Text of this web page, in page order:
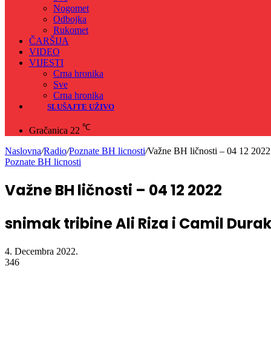
Nogomet
Odbojka
Rukomet
ČARŠIJA
VIDEO
VIJESTI
Crna hronika
Sve
Crna hronika
SLUŠAJTE UŽIVO
Gračanica 22 ℃
Naslovna/Radio/Poznate BH licnosti/Važne BH ličnosti – 04 12 2022
Poznate BH licnosti
Važne BH ličnosti – 04 12 2022
snimak tribine Ali Riza i Camil
4. Decembra 2022.
346